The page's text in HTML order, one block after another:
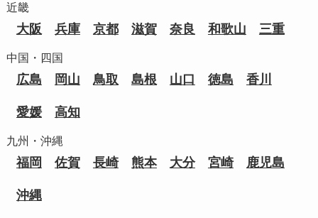
近畿
大阪 兵庫 京都 滋賀 奈良 和歌山 三重
中国・四国
広島 岡山 鳥取 島根 山口 徳島 香川
愛媛 高知
九州・沖縄
福岡 佐賀 長崎 熊本 大分 宮崎 鹿児島
沖縄